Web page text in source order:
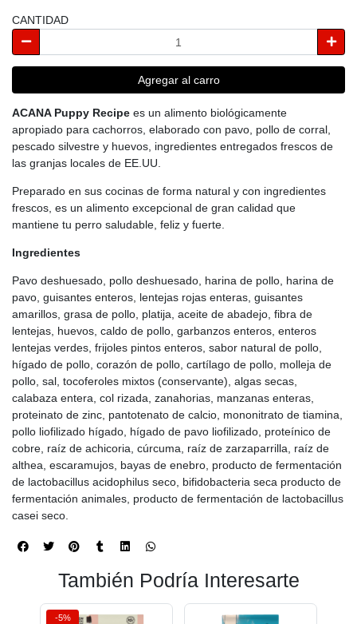
CANTIDAD
Agregar al carro
ACANA Puppy Recipe es un alimento biológicamente
apropiado para cachorros, elaborado con pavo, pollo de corral,
pescado silvestre y huevos, ingredientes entregados frescos de
las granjas locales de EE.UU.
Preparado en sus cocinas de forma natural y con ingredientes
frescos, es un alimento excepcional de gran calidad que
mantiene tu perro saludable, feliz y fuerte.
Ingredientes
Pavo deshuesado, pollo deshuesado, harina de pollo, harina de
pavo, guisantes enteros, lentejas rojas enteras, guisantes
amarillos, grasa de pollo, platija, aceite de abadejo, fibra de
lentejas, huevos, caldo de pollo, garbanzos enteros, enteros
lentejas verdes, frijoles pintos enteros, sabor natural de pollo,
hígado de pollo, corazón de pollo, cartílago de pollo, molleja de
pollo, sal, tocoferoles mixtos (conservante), algas secas,
calabaza entera, col rizada, zanahorias, manzanas enteras,
proteinato de zinc, pantotenato de calcio, mononitrato de tiamina,
pollo liofilizado hígado, hígado de pavo liofilizado, proteínico de
cobre, raíz de achicoria, cúrcuma, raíz de zarzaparrilla, raíz de
althea, escaramujos, bayas de enebro, producto de fermentación
de lactobacillus acidophilus seco, bifidobacteria seca producto de
fermentación animales, producto de fermentación de lactobacillus
casei seco.
También Podría Interesarte
-5%